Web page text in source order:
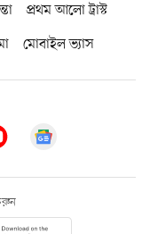
প্রথম আলো ট্রাস্ট
মোবাইল ভ্যাস